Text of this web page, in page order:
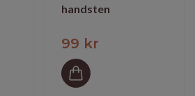
handsten
99 kr